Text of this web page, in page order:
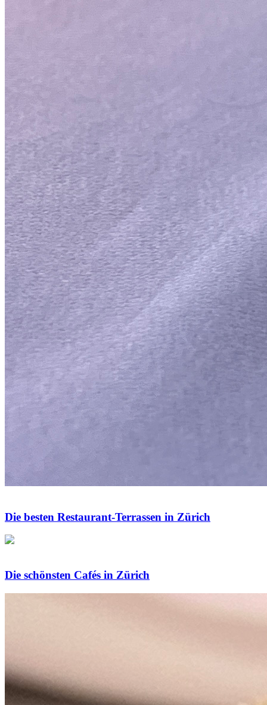
Die besten Restaurant-Terrassen in Zürich
Die schönsten Cafés in Zürich